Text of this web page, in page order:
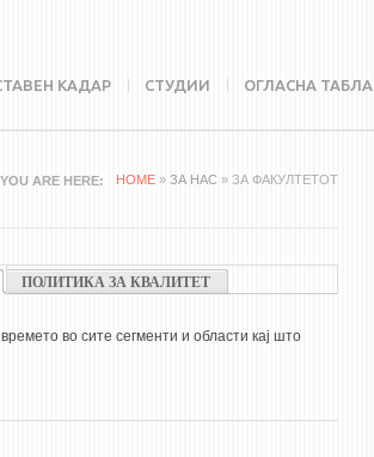
КАДАР СТУДИИ ОГЛАСНА ТАБЛА
YOU ARE HERE HOME » ЗА НАС » ЗА ФАКУЛТЕТОТ
TAB)
ПОЛИТИКА ЗА КВАЛИТЕТ
во сите сегменти и области кај што